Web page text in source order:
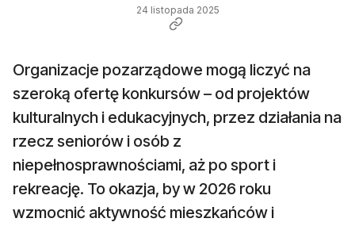
24 listopada 2025
Organizacje pozarządowe mogą liczyć na
szeroką ofertę konkursów – od projektów
kulturalnych i edukacyjnych, przez działania na
rzecz seniorów i osób z
niepełnosprawnościami, aż po sport i
rekreację. To okazja, by w 2026 roku
wzmocnić aktywność mieszkańców i